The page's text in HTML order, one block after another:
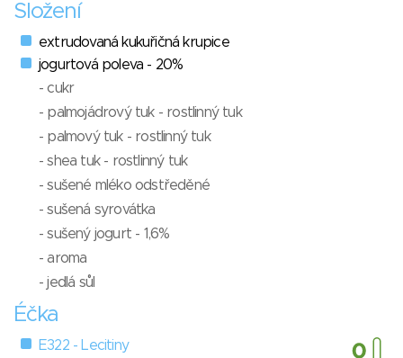
Složení
extrudovaná kukuřičná krupice
jogurtová poleva - 20%
- cukr
- palmojádrový tuk - rostlinný tuk
- palmový tuk - rostlinný tuk
- shea tuk - rostlinný tuk
- sušené mléko odstředěné
- sušená syrovátka
- sušený jogurt - 1,6%
- aroma
- jedlá sůl
Éčka
E322 - Lecitiny